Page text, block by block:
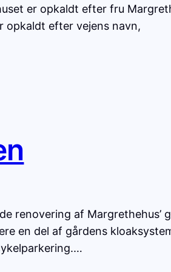
er opkaldt efter fru
opkaldt efter vejens navn,
renovering af Margrethehus’
en del af gårdens